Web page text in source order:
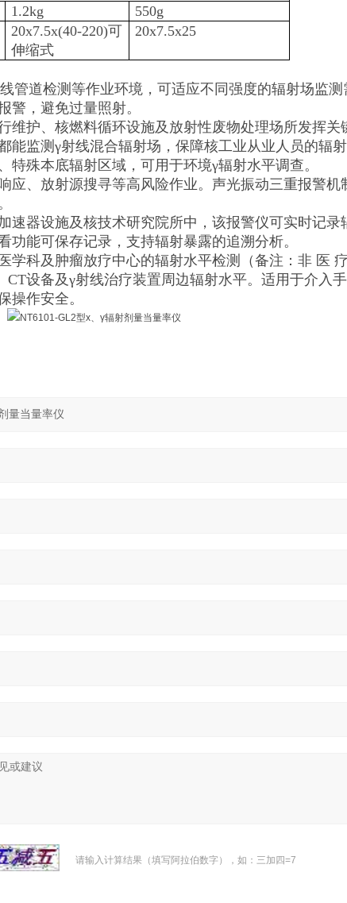
1.2kg
550g
20x7.5x(40-220)可
伸缩式
20x7.5x25
管道检测等作业环境，可适应不同强度的辐射场监测
警，避免过量照射。
维护、核燃料循环设施及放射性废物处理场所发挥关
监测γ射线混合辐射场，保障核工业从业人员的辐射
殊本底辐射区域，可用于环境γ辐射水平调查。
应、放射源搜寻等高风险作业。声光振动三重报警机
速器设施及核技术研究院所中，该报警仪可实时记录
能可保存记录，支持辐射暴露的追溯分析。
学科及肿瘤放疗中心的辐射水平检测（备注：非 医
设备及γ射线治疗装置周边辐射水平。适用于介入
操作安全。
请输入计算结果（填写阿拉伯数字），如：三加四=7